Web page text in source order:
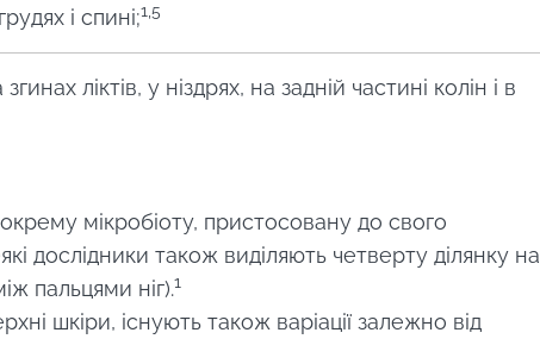
і спині;1,5
ліктів, у ніздрях, на задній частині колін і в
мікробіоту, пристосовану до свого
дослідники також виділяють четверту ділянку на
пальцями ніг).1
шкіри, існують також варіації залежно від